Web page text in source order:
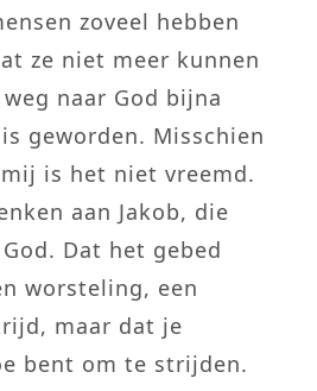
zoveel hebben
ze niet meer kunnen
naar God bijna
geworden. Misschien
is het niet vreemd.
aan Jakob, die
Dat het gebed
worsteling, een
maar dat je
bent om te strijden.